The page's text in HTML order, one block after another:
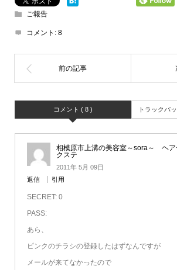
ご報告
コメント: 8
コメント ( 8 ) トラックバ
相模原市上溝の美容室～sora～ ヘア
クステ
2011年 5月 09日
返信
引用
SECRET: 0
PASS:
あら、
ピンクのチラシの登録したはずなんですが
メールが来てなかったので